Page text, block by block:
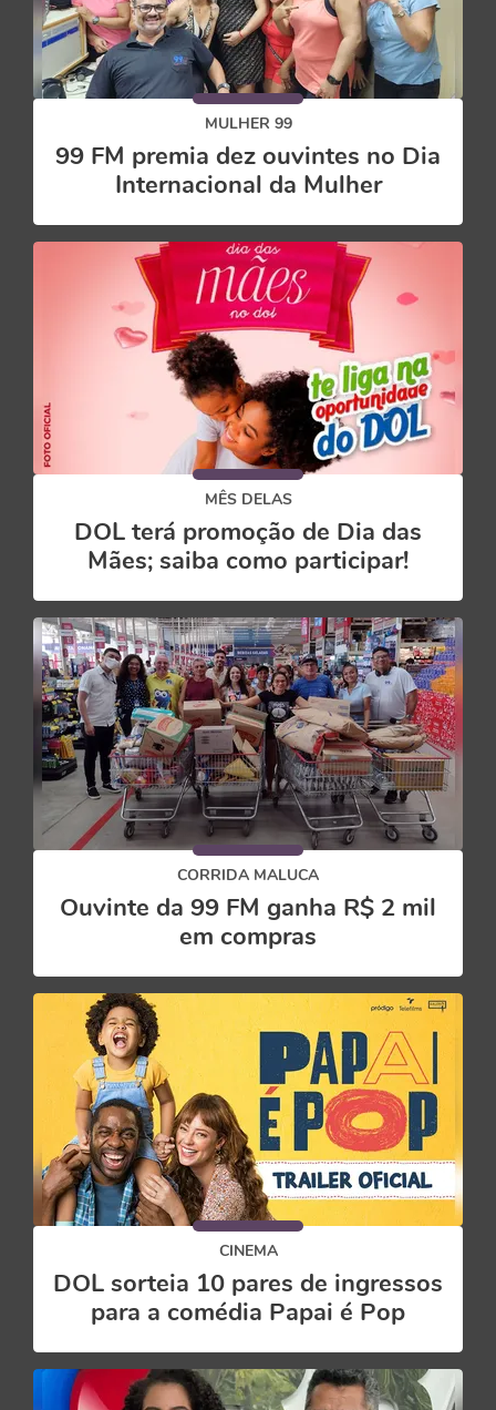
MULHER 99
99 FM premia dez ouvintes no Dia
Internacional da Mulher
MÊS DELAS
DOL terá promoção de Dia das
Mães; saiba como participar!
CORRIDA MALUCA
Ouvinte da 99 FM ganha R$ 2 mil
em compras
CINEMA
DOL sorteia 10 pares de ingressos
para a comédia Papai é Pop